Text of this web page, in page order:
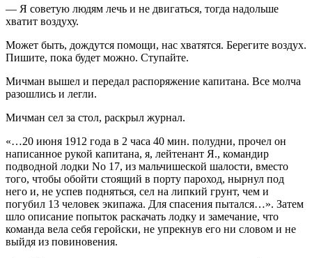
— Я советую людям лечь и не двигаться, тогда надольше
хватит воздуху.
Может быть, дождутся помощи, нас хватятся. Берегите воздух.
Пишите, пока будет можно. Ступайте.
Мичман вышел и передал распоряжение капитана. Все молча
разошлись и легли.
Мичман сел за стол, раскрыл журнал.
«…20 июня 1912 года в 2 часа 40 мин. полудни, прочел он
написанное рукой капитана, я, лейтенант Я., командир
подводной лодки No 17, из мальчишеской шалости, вместо
того, чтобы обойти стоящий в порту пароход, нырнул под
него и, не успев подняться, сел на липкий грунт, чем и
погубил 13 человек экипажа. Для спасения пытался…». Затем
шло описание попыток раскачать лодку и замечание, что
команда вела себя геройски, не упрекнув его ни словом и не
выйдя из повиновения.